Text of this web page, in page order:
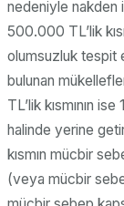
nedeniyle nakden
500.000 TL’lik
olumsuzluk tespit
bulunan
TL’lik kısmının
halinde yerine
kısmın mücbir
(veya mücbir